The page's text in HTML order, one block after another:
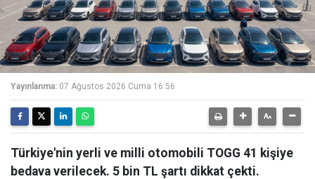
Yayınlanma: 07 Ağustos 2026 Cuma 16:56
Türkiye'nin yerli ve milli otomobili TOGG 41 kişiye
bedava verilecek. 5 bin TL şartı dikkat çekti.